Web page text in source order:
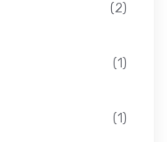
(2)
(1)
(1)